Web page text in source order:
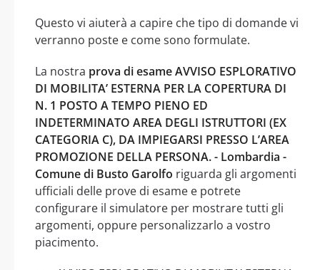
Questo vi aiuterà a capire che tipo di domande vi
verranno poste e come sono formulate.
La nostra prova di esame AVVISO ESPLORATIVO
DI MOBILITA’ ESTERNA PER LA COPERTURA DI
N. 1 POSTO A TEMPO PIENO ED
INDETERMINATO AREA DEGLI ISTRUTTORI (EX
CATEGORIA C), DA IMPIEGARSI PRESSO L’AREA
PROMOZIONE DELLA PERSONA. - Lombardia -
Comune di Busto Garolfo riguarda gli argomenti
ufficiali delle prove di esame e potrete
configurare il simulatore per mostrare tutti gli
argomenti, oppure personalizzarlo a vostro
piacimento.